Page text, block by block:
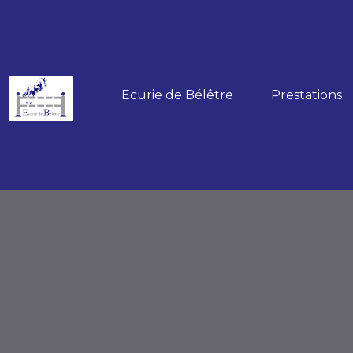
Ecurie de Bélêtre Prestations